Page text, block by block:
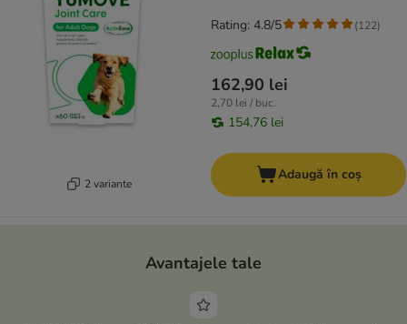
2 variante
162,90 lei
2,70 lei / buc.
154,76 lei
Rating: 4.8/5 (122)
Adaugă în coș
Avantajele tale